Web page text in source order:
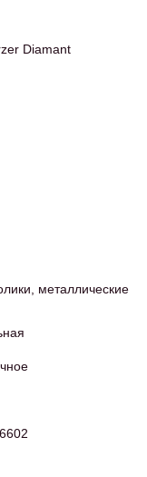
Diamant
металлические